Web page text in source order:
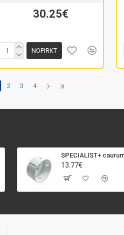
30.25€
NOPIRKT
2 3 4
13.77€